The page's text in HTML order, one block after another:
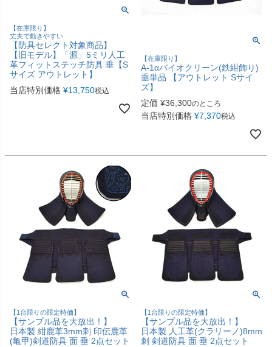
【在庫限り】
丈夫で動きやすい
【防具セレクト対象商品】
【旧モデル】「源」5ミリ人工
革フィットステッチ防具 垂【S
サイズ アウトレット】
当店特別価格 ¥13,750税込
【在庫限り】
A-1αバイオクリーン(鉄紺飾り)
垂単品 【アウトレット Sサイ
ズ】
定価 ¥36,300のところ
当店特別価格 ¥7,370税込
【1台限りの限定特価】
【サンプル品を大放出！】
日本製 紺鹿革3mm刺 印伝鹿革
(亀甲)剣道防具 面 垂 2点セット
【1台限りの限定特価】
【サンプル品を大放出！】
日本製 人工革(クラリーノ)8mm
刺 剣道防具 面 垂 2点セット